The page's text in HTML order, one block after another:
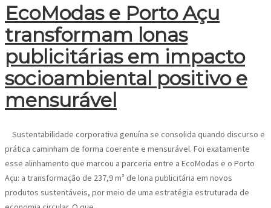
EcoModas e Porto Açu
transformam lonas
publicitárias em impacto
socioambiental positivo e
mensurável
Sustentabilidade corporativa genuína se consolida quando discurso e
prática caminham de forma coerente e mensurável. Foi exatamente
esse alinhamento que marcou a parceria entre a EcoModas e o Porto
Açu: a transformação de 237,9 m² de lona publicitária em novos
produtos sustentáveis, por meio de uma estratégia estruturada de